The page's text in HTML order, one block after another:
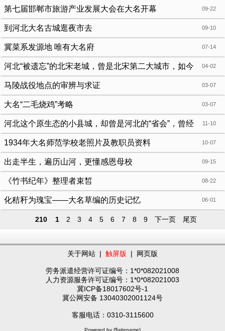
办 09-22
第七届邯郸市旅游产业发展大会在大名开幕
09-10
到河北大名古城逛夜市去
07-14
冀菜系发源地 唯有大名府
04-02
河北“被遗忘”的北宋老城，曾是北宋第二大城市，如今
却沦为无人知晓的小县城 03-07
马陵战役地点的审辨与求证
03-07
大名“二毛烧鸡”考略
11-10
河北这个原生态的小县城，却曾是河北的“省会”，曾经
还被叫做北京 10-07
1934年大名师范学校老照片及教职员资料
09-15
出走半生，遍历山河，更懂感恩母校
08-22
《竹书纪年》整理者束皙
06-01
化秸秆为瑰宝——大名草编的历史记忆
210 1 2 3 4 5 6 7 8 9 下一页 尾页
关于网站 | 触屏版 | 网页版
劳务派遣经营许可证编号：1*0*082021008
人力资源服务许可证编号：1*0*082021003
冀ICP备18017602号-1
冀公网安备 13040302001124号
客服电话：0310-3115600
Powered by {$sitename}